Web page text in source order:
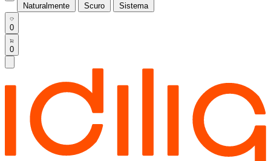
Naturalmente Scuro Sistema
0
0